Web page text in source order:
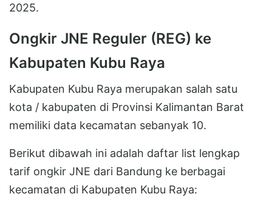
2025.
Ongkir JNE Reguler (REG) ke
Kabupaten Kubu Raya
Kabupaten Kubu Raya merupakan salah satu
kota / kabupaten di Provinsi Kalimantan Barat
memiliki data kecamatan sebanyak 10.
Berikut dibawah ini adalah daftar list lengkap
tarif ongkir JNE dari Bandung ke berbagai
kecamatan di Kabupaten Kubu Raya: